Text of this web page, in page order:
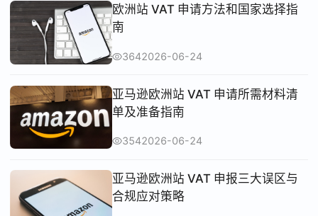
欧洲站 VAT 申请方法和国家选择指
南
3642026-06-24
亚马逊欧洲站 VAT 申请所需材料清
单及准备指南
3542026-06-24
亚马逊欧洲站 VAT 申报三大误区与
合规应对策略